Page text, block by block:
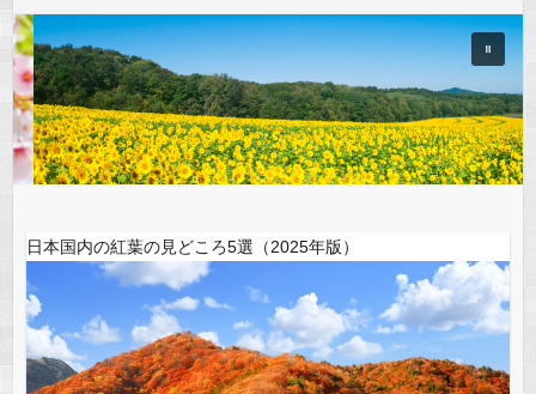
日本国内の紅葉の見どころ5選（2025年版）